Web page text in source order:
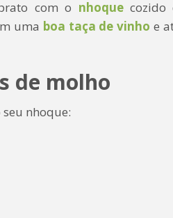
com o nhoquecozido
uma boa taça de vinho e
de molho
nhoque: